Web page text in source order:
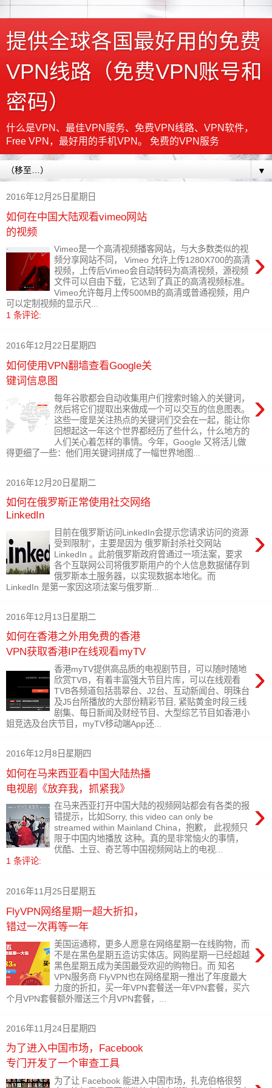
提供全球各国最好用的免费
VPN线路（免费VPN账号和
密码）
什么是VPN、最佳VPN服务、免费VPN线路、VPN软件，
Free VPN，最好用的手机VPN。 免费的VPN服务
▼
2016年12月25日星期日
如何在中国大陆观看vimeo网站
的视频
›
Vimeo是一个高清视频播客网站，与大多数类似的视
频分享网站不同， Vimeo 允许上传1280X700的高清
视频，上传后Vimeo会自动转码为高清视频，源视频
文件可以自由下载，它达到了真正的高清视频标准。
Vimeo允许每月上传500MB的高清或普通视频，用户
可以定制视频的显示尺...
1 条评论:
2016年12月22日星期四
如何使用VPN翻墙查看Google关
键词信息图
›
每年谷歌都会自动收集用户们搜索时输入的关键词，
然后将它们提取出来做成一个可以交互的信息图表。
这些一度是关注热点的关键词们交会在一起，能让你
回想起这一年这个世界都经历了些什么，什么地方的
人们关心着怎样的事情。今年，Google 又将活儿做
得更细了一些：他们用关键词拼成了一幅世界地图...
2016年12月20日星期二
如何在俄罗斯正常使用社交网络
LinkedIn
›
目前在俄罗斯访问LinkedIn会提示您请求访问的资源
受到限制”，主要是因为 俄罗斯封杀社交网站
LinkedIn 。此前俄罗斯政府曾通过一项法案，要求
各个互联网公司将俄罗斯用户的个人信息数据储存到
俄罗斯本土服务器，以实现数据本地化。而
LinkedIn 是第一家因这项法案与俄罗斯...
2016年12月13日星期二
如何在香港之外用免费的香港
VPN获取香港IP在线观看myTV
›
香港myTV提供高品质的电视剧节目，可以随时随地
欣赏TVB，有着丰富强大节目片库，可以在线观看
TVB各频道包括翡翠台、J2台、互动新闻台、明珠台
及J5台所播放的大部份精彩节目, 紧贴黄金时段三线
剧集、每日新闻及财经节目、大型综艺节目如香港小
姐竞选及台庆节目，myTV移动端App还...
2016年12月8日星期四
如何在马来西亚看中国大陆热播
电视剧《放弃我，抓紧我》
›
在马来西亚打开中国大陆的视频网站都会有各类的报
错提示，比如Sorry, this video can only be
streamed within Mainland China，抱歉， 此视频只
限于中国内地播放 这种。真的是非常恼火的事情，
优酷、土豆、奇艺等中国视频网站上的电视...
1 条评论:
2016年11月25日星期五
FlyVPN网络星期一超大折扣，
错过一次再等一年
›
美国运通称，更多人愿意在网络星期一在线购物，而
不是在黑色星期五造访实体店。网购星期一已经超越
黑色星期五成为美国最受欢迎的购物日。而 知名
VPN服务商 FlyVPN也在网络星期一推出了年度最大
力度的折扣，买一年VPN套餐送一年VPN套餐，买六
个月VPN套餐额外赠送三个月VPN套餐，...
2016年11月24日星期四
为了进入中国市场，Facebook
专门开发了一个审查工具
为了让 Facebook 能进入中国市场，扎克伯格很努